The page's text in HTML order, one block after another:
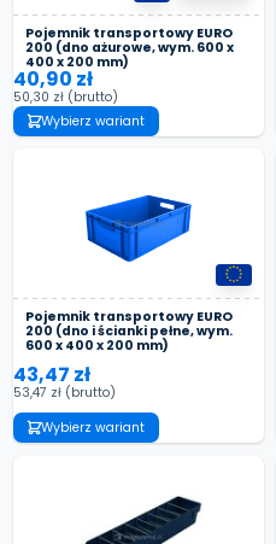
Pojemnik transportowy EURO
200 (dno ażurowe, wym. 600 x
400 x 200 mm)
40,90 zł
50,30 zł (brutto)
Wybierz wariant
Pojemnik transportowy EURO
200 (dno i ścianki pełne, wym.
600 x 400 x 200 mm)
43,47 zł
53,47 zł (brutto)
Wybierz wariant